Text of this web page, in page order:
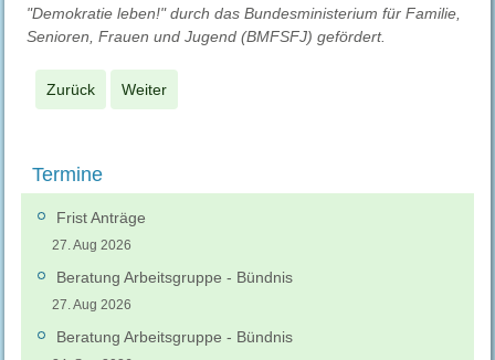
"Demokratie leben!" durch das Bundesministerium für Familie,
Senioren, Frauen und Jugend (BMFSFJ) gefördert.
Zurück Weiter
Termine
Frist Anträge
27. Aug 2026
Beratung Arbeitsgruppe - Bündnis
27. Aug 2026
Beratung Arbeitsgruppe - Bündnis